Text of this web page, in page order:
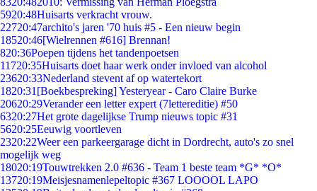
5920:48Huisarts verkracht vrouw.
22720:47archito's jaren '70 huis #5 - Een nieuw begin
18520:46[Wielrennen #616] Brennan!
820:36Poepen tijdens het tandenpoetsen
11720:35Huisarts doet haar werk onder invloed van alcohol
23620:33Nederland stevent af op watertekort
1820:31 [Boekbespreking] Yesteryear - Caro Claire Burke
20620:29Verander een letter expert (7lettereditie) #50
6320:27Het grote dagelijkse Trump nieuws topic #31
5620:25Eeuwig voortleven
2320:22Weer een parkeergarage dicht in Dordrecht, auto's zo snel
mogelijk weg
18020:19Touwtrekken 2.0 #636 - Team 1 beste team *G* *O*
13720:19Meisjesnamenlepeltopic #367 LOOOOL LAPO